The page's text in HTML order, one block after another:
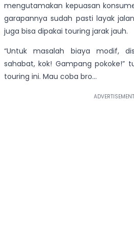
mengutamakan kepuasan
garapannya sudah pasti layak
juga bisa dipakai touring jarak jauh.
“Untuk masalah biaya modif,
sahabat, kok! Gampang pokoke!”
touring ini. Mau coba bro…